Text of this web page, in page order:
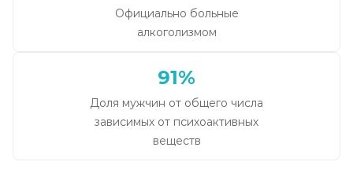
Официально больные
алкоголизмом
91%
Доля мужчин от общего числа
зависимых от психоактивных
веществ